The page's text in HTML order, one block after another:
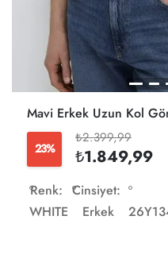
Mavi Erkek Uzun Kol
23%
₺2.399,99
₺1.849,99
Renk:
WHITE
Cinsiyet:
Erkek